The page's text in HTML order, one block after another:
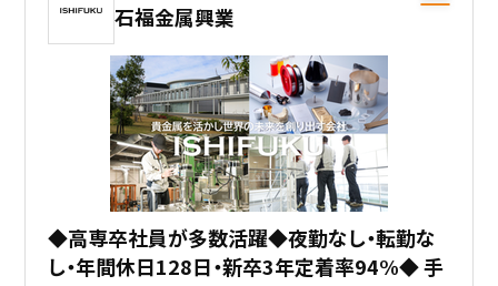
石福金属興業
◆高専卒社員が多数活躍◆夜勤なし・転勤な
し・年間休日128日・新卒3年定着率94%◆ 手